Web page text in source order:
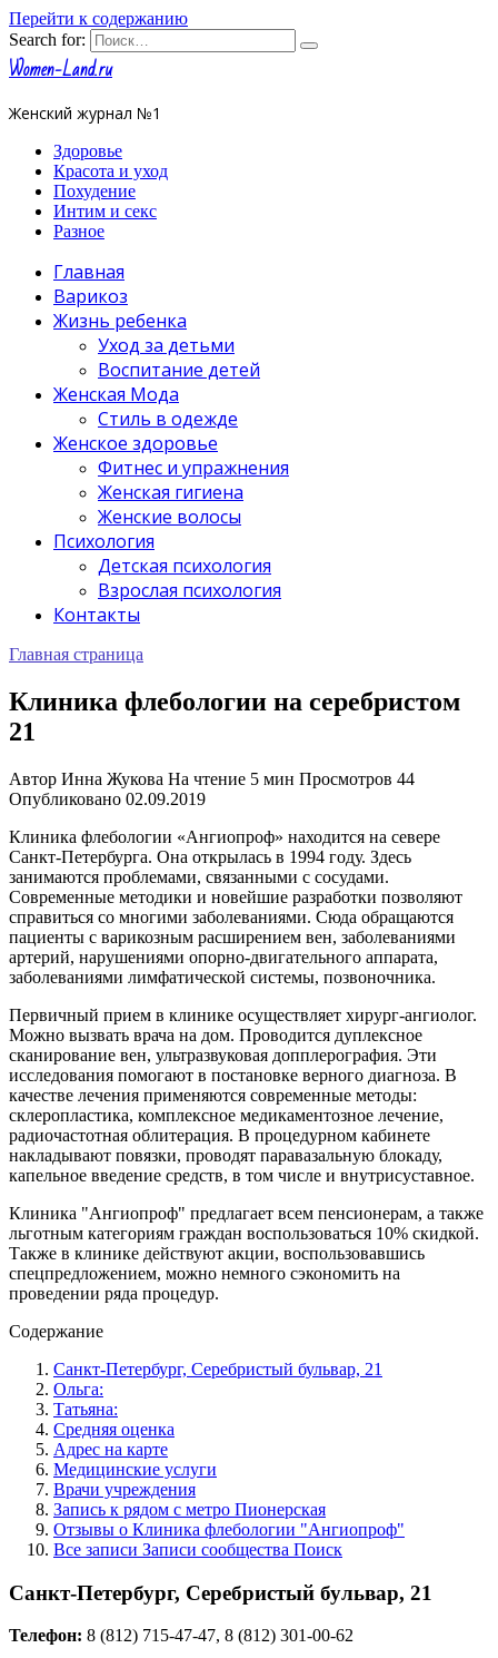
Перейти к содержанию
Search for:
Women-Land.ru
Женский журнал №1
Здоровье
Красота и уход
Похудение
Интим и секс
Разное
Главная
Варикоз
Жизнь ребенка
Уход за детьми
Воспитание детей
Женская Мода
Стиль в одежде
Женское здоровье
Фитнес и упражнения
Женская гигиена
Женские волосы
Психология
Детская психология
Взрослая психология
Контакты
Главная страница
Клиника флебологии на серебристом
21
Автор Инна Жукова На чтение 5 мин Просмотров 44
Опубликовано 02.09.2019
Клиника флебологии «Ангиопроф» находится на севере
Санкт-Петербурга. Она открылась в 1994 году. Здесь
занимаются проблемами, связанными с сосудами.
Современные методики и новейшие разработки позволяют
справиться со многими заболеваниями. Сюда обращаются
пациенты с варикозным расширением вен, заболеваниями
артерий, нарушениями опорно-двигательного аппарата,
заболеваниями лимфатической системы, позвоночника.
Первичный прием в клинике осуществляет хирург-ангиолог.
Можно вызвать врача на дом. Проводится дуплексное
сканирование вен, ультразвуковая допплерография. Эти
исследования помогают в постановке верного диагноза. В
качестве лечения применяются современные методы:
склеропластика, комплексное медикаментозное лечение,
радиочастотная облитерация. В процедурном кабинете
накладывают повязки, проводят паравазальную блокаду,
капельное введение средств, в том числе и внутрисуставное.
Клиника "Ангиопроф" предлагает всем пенсионерам, а также
льготным категориям граждан воспользоваться 10% скидкой.
Также в клинике действуют акции, воспользовавшись
спецпредложением, можно немного сэкономить на
проведении ряда процедур.
Содержание
Санкт-Петербург, Серебристый бульвар, 21
Ольга:
Татьяна:
Средняя оценка
Адрес на карте
Медицинские услуги
Врачи учреждения
Запись к рядом с метро Пионерская
Отзывы о Клиника флебологии "Ангиопроф"
Все записи Записи сообщества Поиск
Санкт-Петербург, Серебристый бульвар, 21
Телефон: 8 (812) 715-47-47, 8 (812) 301-00-62